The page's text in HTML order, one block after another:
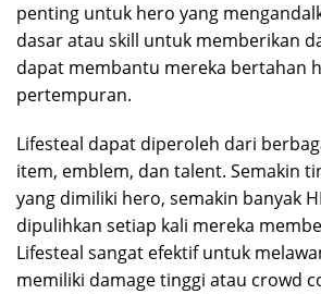
penting untuk hero yang
dasar atau skill untuk memberikan
dapat membantu mereka bertahan
pertempuran.
Lifesteal dapat diperoleh dari
item, emblem, dan talent. Semakin
yang dimiliki hero, semakin banyak
dipulihkan setiap kali mereka
Lifesteal sangat efektif untuk
memiliki damage tinggi atau crowd